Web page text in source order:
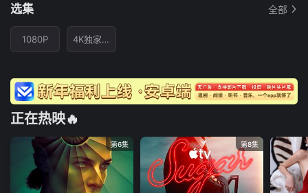
选集 全部
1080P 4K独家首发
正在热映🔥
第6集 第8集